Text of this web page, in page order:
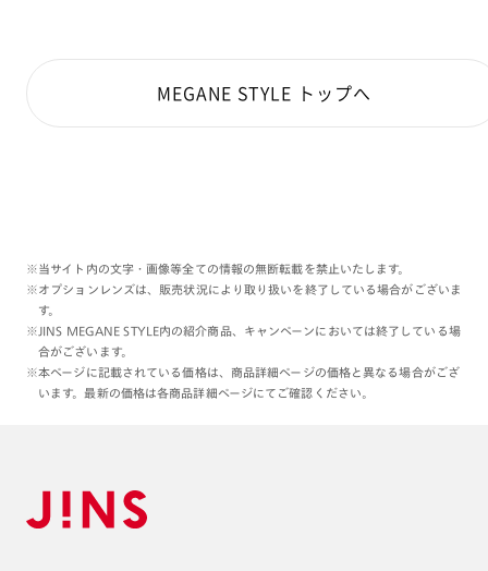
MEGANE STYLE トップへ
※当サイト内の文字・画像等全ての情報の無断転載を禁止いたします。
※オプションレンズは、販売状況により取り扱いを終了している場合がございま
す。
※JINS MEGANE STYLE内の紹介商品、キャンペーンにおいては終了している場
合がございます。
※本ページに記載されている価格は、商品詳細ページの価格と異なる場合がござ
います。最新の価格は各商品詳細ページにてご確認ください。